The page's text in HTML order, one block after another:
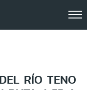
RÍO TENO